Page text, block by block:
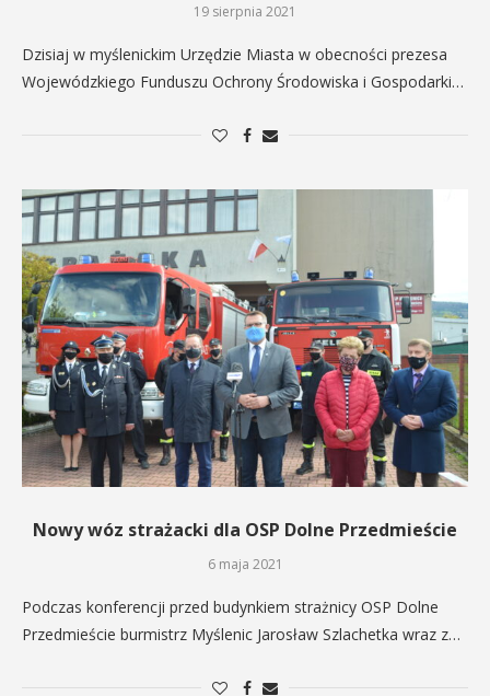
19 sierpnia 2021
Dzisiaj w myślenickim Urzędzie Miasta w obecności prezesa
Wojewódzkiego Funduszu Ochrony Środowiska i Gospodarki…
Nowy wóz strażacki dla OSP Dolne Przedmieście
6 maja 2021
Podczas konferencji przed budynkiem strażnicy OSP Dolne
Przedmieście burmistrz Myślenic Jarosław Szlachetka wraz z…